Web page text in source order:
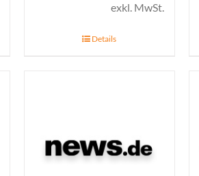
exkl. MwSt.
Details